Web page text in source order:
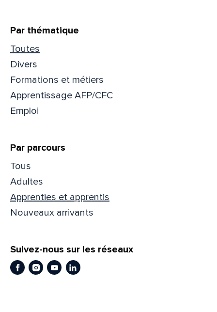
Par thématique
Toutes
Divers
Formations et métiers
Apprentissage AFP/CFC
Emploi
Par parcours
Tous
Adultes
Apprenties et apprentis
Nouveaux arrivants
Suivez-nous sur les réseaux
Facebook
Instagram
YoutubeLinkedIn